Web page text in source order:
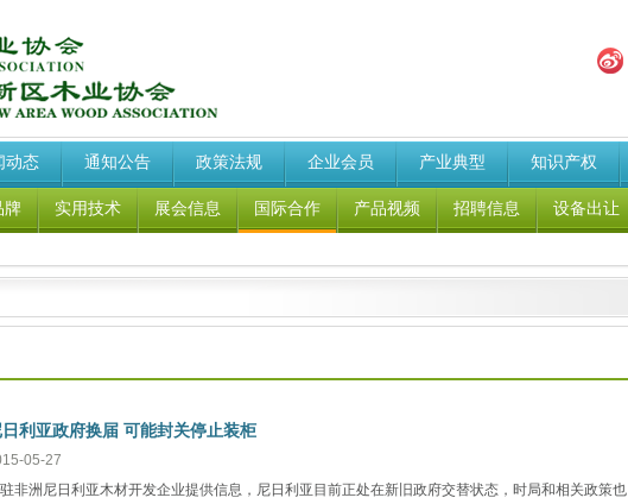
动态 通知公告 政策法规 企业会员 产业典型 知识产权
牌 实用技术 展会信息 国际合作 产品视频 招聘信息 设备出让
日利亚政府换届 可能封关停止装柜
05-27
非洲尼日利亚木材开发企业提供信息，尼日利亚目前正处在新旧政府交替状态，时局和相关政策也